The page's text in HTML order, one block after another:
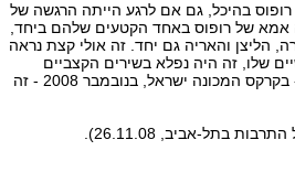
בהיכל, גם אם לרגע הייתה הרגשה של
אמא של רופוס באחד הקטעים שלהם ביחד,
הליצן והאריה גם יחד. זה אולי קצת נראה
שלו, זה היה נפלא בשירים הקצביים
והמשעשעים. כך או כך, כיף - בקרקס המכונה ישראל, בנובמבר 2008 - זה
בתל-אביב, 26.11.08).